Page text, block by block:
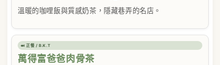
溫暖的咖哩飯與質感奶茶，隱藏巷弄的名店。
🍛 正餐 / B.K.T
萬得富爸爸肉骨茶